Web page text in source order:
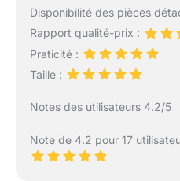
Disponibilité des pièces
Rapport qualité-prix :
Praticité :
Taille :
Notes des utilisateurs 4.2/5
Note de 4.2 pour 17